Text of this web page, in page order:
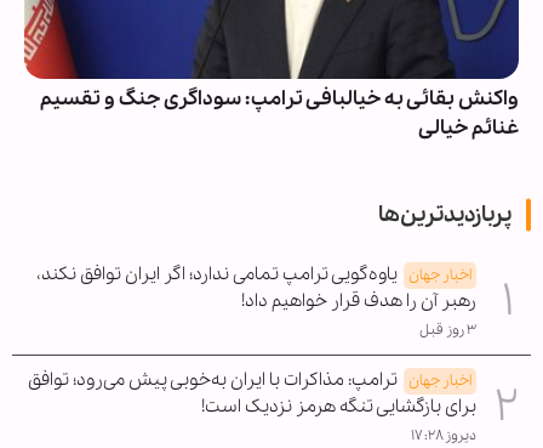
واکنش بقائی به خیالبافی ترامپ: سوداگری جنگ و تقسیم
غنائم خیالی
پربازدیدترین‌ها
اخبار جهان یاوه‌گویی ترامپ تمامی ندارد؛ اگر ایران توافق نکند،
رهبر آن را هدف قرار خواهیم داد!
۳ روز قبل
اخبار جهان ترامپ: مذاکرات با ایران به‌خوبی پیش می‌رود؛ توافق
برای بازگشایی تنگه هرمز نزدیک است!
دیروز ۱۷:۲۸